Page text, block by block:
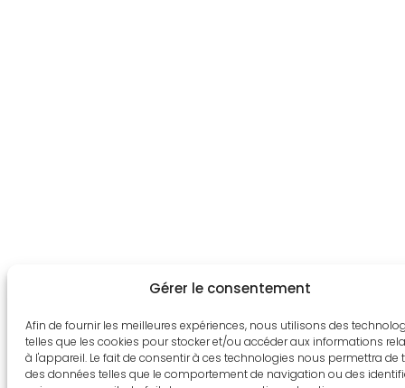
Gérer le consentement
Afin de fournir les meilleures expériences, nous utilisons des
telles que les cookies pour stocker et/ou accéder aux informations
à l'appareil. Le fait de consentir à ces technologies nous permettra de
des données telles que le comportement de navigation ou des